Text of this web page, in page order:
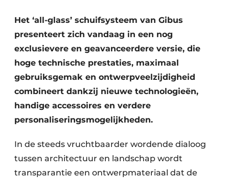
Het ‘all-glass’ schuifsysteem van Gibus
presenteert zich vandaag in een nog
exclusievere en geavanceerdere versie, die
hoge technische prestaties, maximaal
gebruiksgemak en ontwerpveelzijdigheid
combineert dankzij nieuwe technologieën,
handige accessoires en verdere
personaliseringsmogelijkheden.
In de steeds vruchtbaarder wordende dialoog
tussen architectuur en landschap wordt
transparantie een ontwerpmateriaal dat de